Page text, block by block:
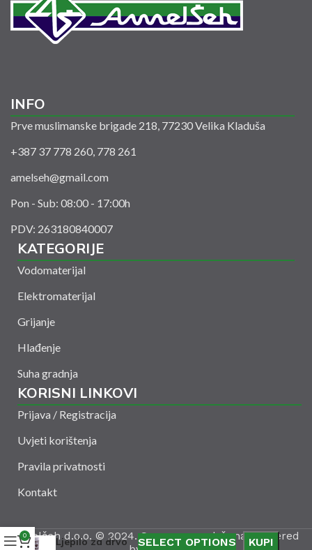
INFO
Prve muslimanske brigade 218, 77230 Velika Kladuša
+387 37 778 260, 778 261
amelseh@gmail.com
Pon - Sub: 08:00 - 17:00h
PDV: 263180840007
KATEGORIJE
Vodomaterijal
Elektromaterijal
Grijanje
Hlađenje
Suha gradnja
KORISNI LINKOVI
Prijava / Registracija
Uvjeti korištenja
Pravila privatnosti
Kontakt
Amelšeh d.o.o. © 2024. Sva prava zadržana. Powered
Ljepilo za drvo SELECT OPTIONS KUPI
0